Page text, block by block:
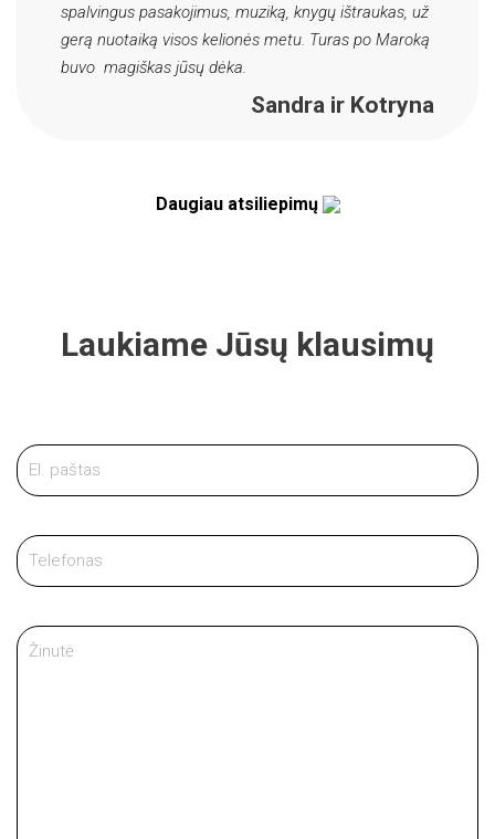
spalvingus pasakojimus, muziką, knygų ištraukas, už
gerą nuotaiką visos kelionės metu. Turas po Maroką
buvo magiškas jūsų dėka.
Sandra ir Kotryna
Daugiau atsiliepimų
Laukiame Jūsų klausimų